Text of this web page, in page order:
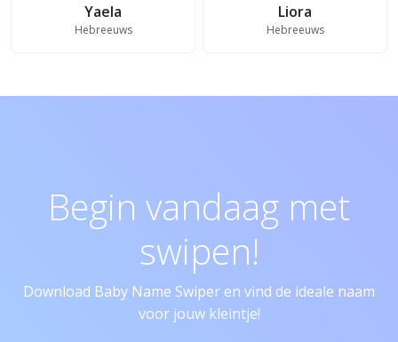
Yaela
Hebreeuws
Liora
Hebreeuws
Begin vandaag met
swipen!
Download Baby Name Swiper en vind de ideale naam
voor jouw kleintje!